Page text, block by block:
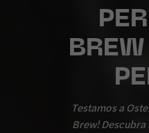
Testamos a
Brew! Descubra